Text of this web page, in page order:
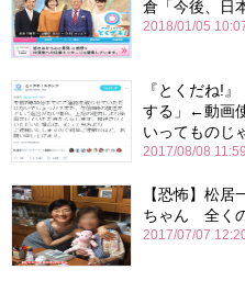
倉「今後、日
2018/01/05
『とくだね!
する」←動画
いってものじ
2017/08/08 11:59
【恐怖】松
ちゃん 全く
2017/07/07